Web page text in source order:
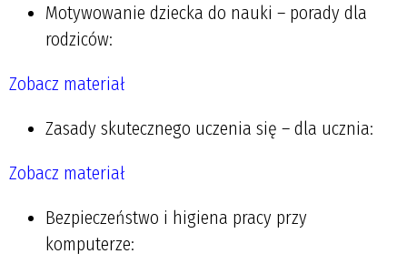
Motywowanie dziecka do nauki – porady dla
rodziców:
Zobacz materiał
Zasady skutecznego uczenia się – dla ucznia:
Zobacz materiał
Bezpieczeństwo i higiena pracy przy
komputerze: